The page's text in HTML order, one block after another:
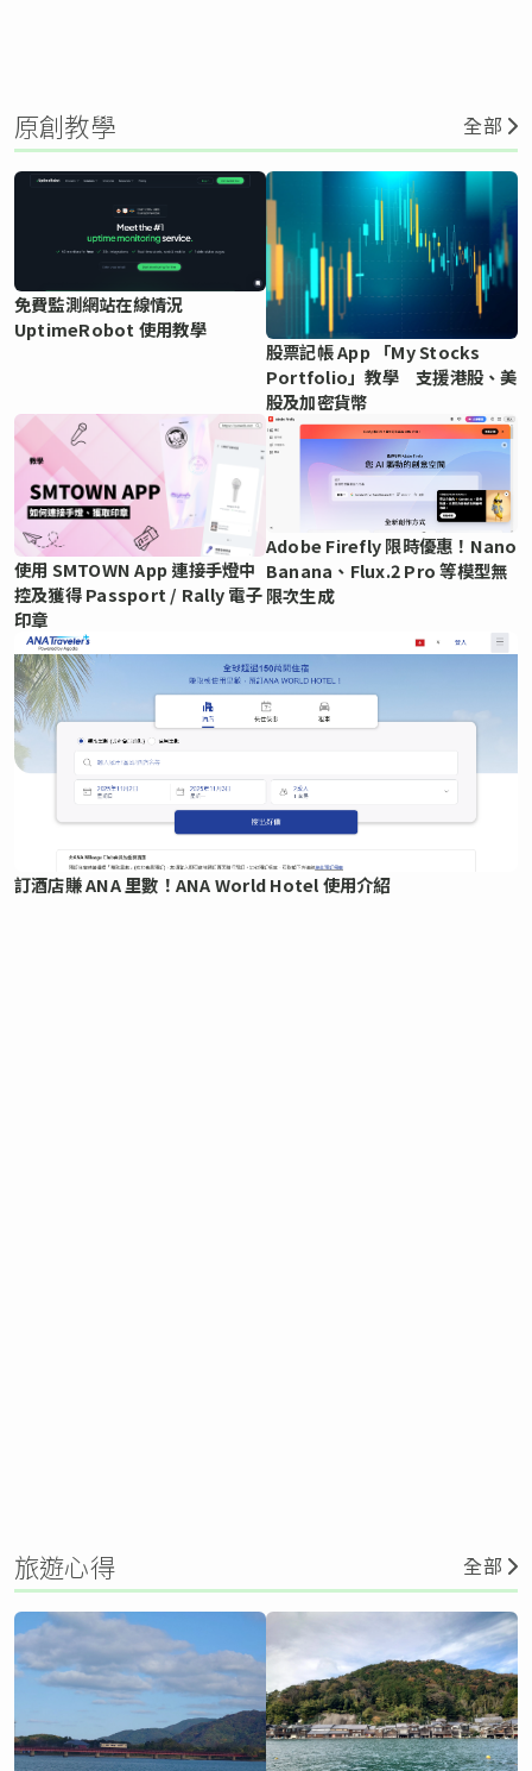
原創教學 全部
免費監測網站在線情況
UptimeRobot 使用教學
股票記帳 App 「My Stocks
Portfolio」教學 支援港股、美
股及加密貨幣
使用 SMTOWN App 連接手燈中
控及獲得 Passport / Rally 電子
印章
Adobe Firefly 限時優惠！Nano
Banana、Flux.2 Pro 等模型無
限次生成
訂酒店賺 ANA 里數！ANA World Hotel 使用介紹
旅遊心得 全部